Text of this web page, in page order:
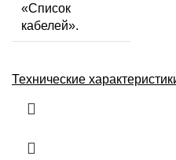
«Список
кабелей».
Технические